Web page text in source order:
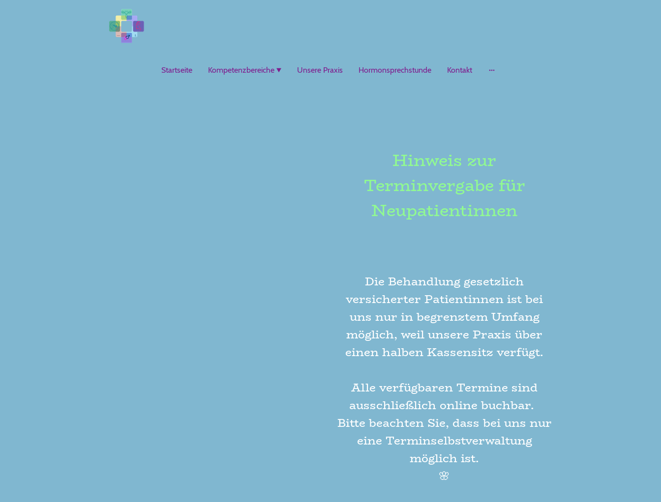
Startseite Kompetenzbereiche Unsere Praxis Hormonsprechstunde Kontakt
Hinweis zur
Terminvergabe für
Neupatientinnen
Die Behandlung gesetzlich
versicherter Patientinnen ist bei
uns nur in begrenztem Umfang
möglich, weil unsere Praxis über
einen halben Kassensitz verfügt.
Alle verfügbaren Termine sind
ausschließlich online buchbar.
Bitte beachten Sie, dass bei uns nur
eine Terminselbstverwaltung
möglich ist.
🌸